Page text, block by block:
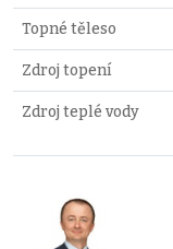
Topné těleso
Zdroj topení
Zdroj teplé vody